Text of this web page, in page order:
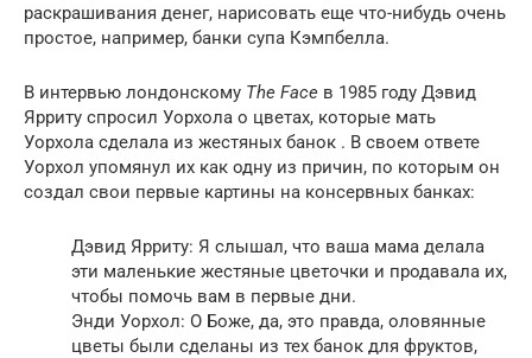
раскрашивания денег, нарисовать еще что-нибудь очень
простое, например, банки супа Кэмпбелла.
В интервью лондонскому The Face в 1985 году Дэвид
Ярриту спросил Уорхола о цветах, которые мать
Уорхола сделала из жестяных банок . В своем ответе
Уорхол упомянул их как одну из причин, по которым он
создал свои первые картины на консервных банках:
Дэвид Ярриту: Я слышал, что ваша мама делала
эти маленькие жестяные цветочки и продавала их,
чтобы помочь вам в первые дни.
Энди Уорхол: О Боже, да, это правда, оловянные
цветы были сделаны из тех банок для фруктов,